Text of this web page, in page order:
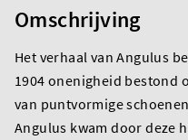
Omschrijving
Het verhaal van Angulus
1904 onenigheid bestond
van puntvormige
Angulus kwam door deze